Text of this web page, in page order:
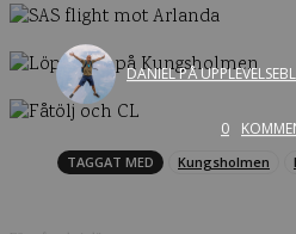
DANIEL PÅ
0
TAGGAT MED Kungsholmen